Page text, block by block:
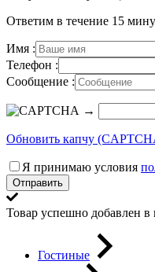
Ответим в течение 15
Имя :
Телефон :
Сообщение :
→
Обновить капчу
Я принимаю условия
Отправить
Товар успешно добавлен в
Гостиные